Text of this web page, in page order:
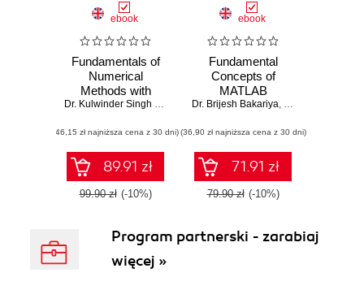
ebook
Fundamentals of
Numerical
Methods with
MATLAB
Dr. Kulwinder Singh Parmar Dr. Sachin Kaushal,Dr. Brijesh
(46,15 zł najniższa cena z 30 dni)
89.91 zł
99.90 zł (-10%)
ebook
Fundamental
Concepts of
MATLAB
Programming
Dr. Brijesh Bakariya, Dr. Kulwinder
(36,90 zł najniższa cena z 30 dni)
71.91 zł
79.90 zł (-10%)
Program partnerski - zarabiaj
więcej »